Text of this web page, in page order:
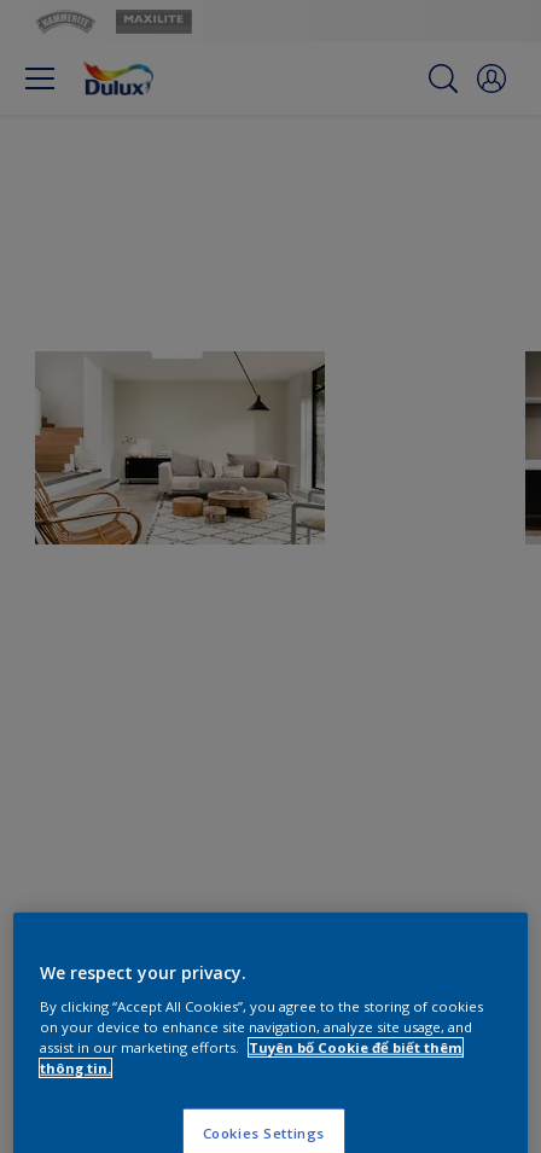
We respect your privacy.
By clicking “Accept All Cookies”, you agree to the storing of cookies
on your device to enhance site navigation, analyze site usage, and
assist in our marketing efforts.
Tuyên bố Cookie để biết thêm
thông tin.
Cookies Settings